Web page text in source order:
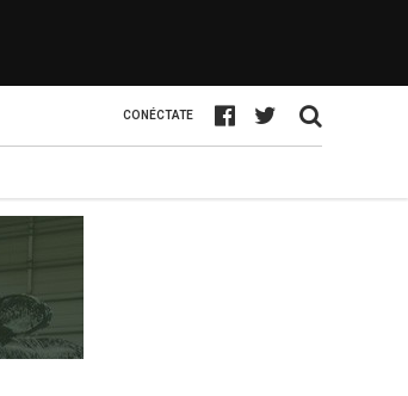
CONÉCTATE